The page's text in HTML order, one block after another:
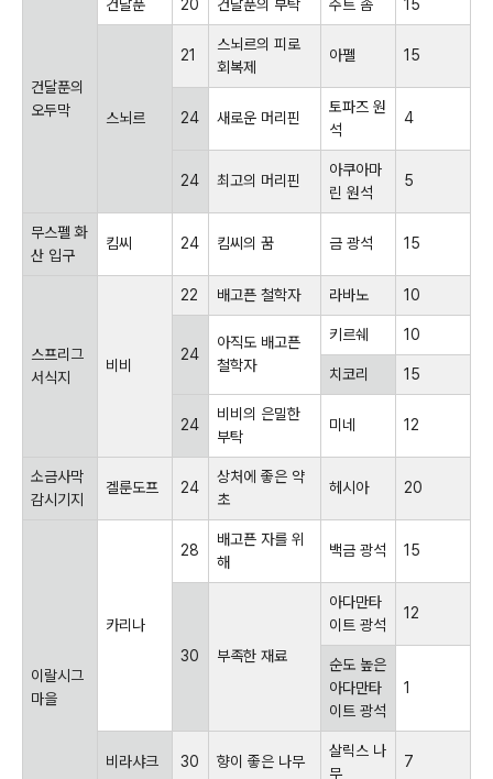
건달푼의
오두막
건달푼 20 건달푼의 부탁 주트 솜 15
스뇌르
21
스뇌르의 피로
회복제
아펠 15
24 새로운 머리핀
토파즈 원
석
4
24 최고의 머리핀
아쿠아마
린 원석
5
무스펠 화
산 입구
킴씨 24 킴씨의 꿈 금 광석 15
스프리그
서식지
비비
22 배고픈 철학자 라바노 10
24
아직도 배고픈
철학자
키르쉐 10
치코리 15
24
비비의 은밀한
부탁
미네 12
소금사막
감시기지
겔룬도프 24
상처에 좋은 약
초
헤시아 20
이랄시그
마을
카리나
28
배고픈 자를 위
해
백금 광석 15
30 부족한 재료
아다만타
이트 광석
12
순도 높은
아다만타
이트 광석
1
비라샤크 30 향이 좋은 나무
살릭스 나
무
7